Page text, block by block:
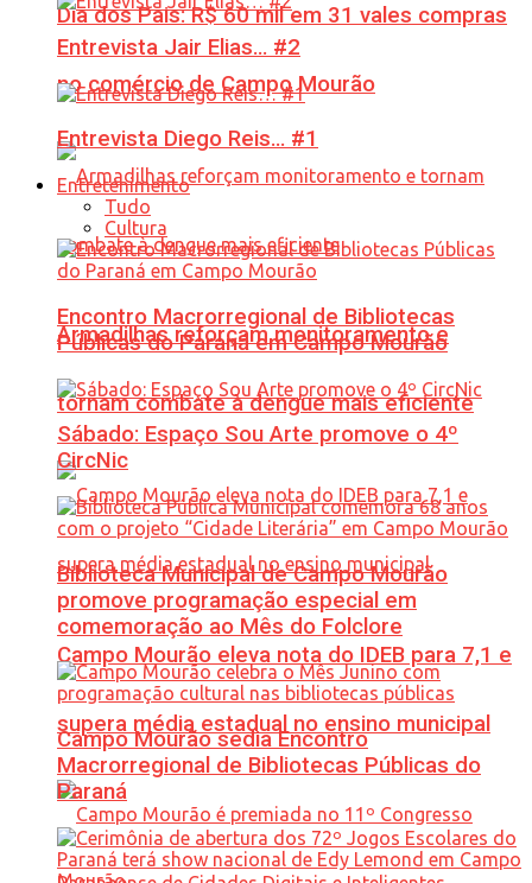
Dia dos Pais: R$ 60 mil em 31 vales compras
no comércio de Campo Mourão
Armadilhas reforçam monitoramento e
tornam combate à dengue mais eficiente
Campo Mourão eleva nota do IDEB para 7,1 e
supera média estadual no ensino municipal
Entrevista Jair Elias… #2
Entrevista Diego Reis… #1
Entretenimento
Tudo
Cultura
Encontro Macrorregional de Bibliotecas
Públicas do Paraná em Campo Mourão
Sábado: Espaço Sou Arte promove o 4º
CircNic
Biblioteca Municipal de Campo Mourão
promove programação especial em
comemoração ao Mês do Folclore
Campo Mourão sedia Encontro
Macrorregional de Bibliotecas Públicas do
Paraná